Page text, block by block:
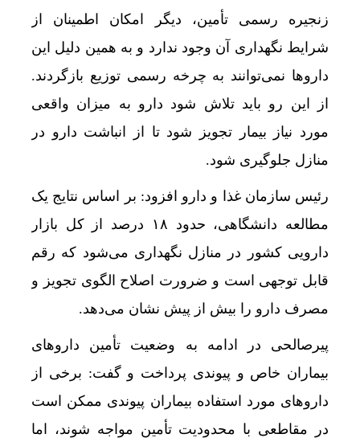
زنجیره رسمی تأمین، دیگر امکان اطمینان از
شرایط نگهداری آن وجود ندارد و به همین دلیل این
داروها نمی‌توانند به چرخه رسمی توزیع بازگردند.
از این رو باید تلاش شود دارو به میزان واقعی
مورد نیاز بیمار تجویز شود تا از انباشت دارو در
منازل جلوگیری شود.
رئیس سازمان غذا و دارو افزود: بر اساس نتایج یک
مطالعه دانشگاهی، حدود ۱۸ درصد از کل بازار
دارویی کشور در منازل نگهداری می‌شود که رقم
قابل توجهی است و ضرورت اصلاح الگوی تجویز و
مصرف دارو را بیش از پیش نشان می‌دهد.
پیرصالحی در ادامه به وضعیت تأمین داروهای
بیماران خاص و پیوندی پرداخت و گفت: برخی از
داروهای مورد استفاده بیماران پیوندی ممکن است
در مقاطعی با محدودیت تأمین مواجه شوند، اما